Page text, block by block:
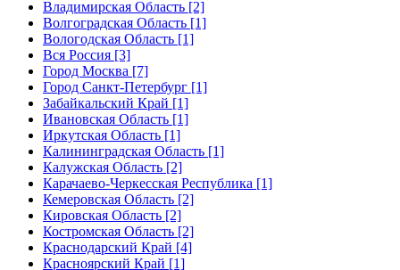
Владимирская Область [2]
Волгоградская Область [1]
Вологодская Область [1]
Вся Россия [3]
Город Москва [7]
Город Санкт-Петербург [1]
Забайкальский Край [1]
Ивановская Область [1]
Иркутская Область [1]
Калининградская Область [1]
Калужская Область [2]
Карачаево-Черкесская Республика [1]
Кемеровская Область [2]
Кировская Область [2]
Костромская Область [2]
Краснодарский Край [4]
Красноярский Край [1]